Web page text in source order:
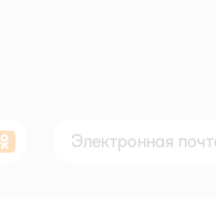
Одноклассники